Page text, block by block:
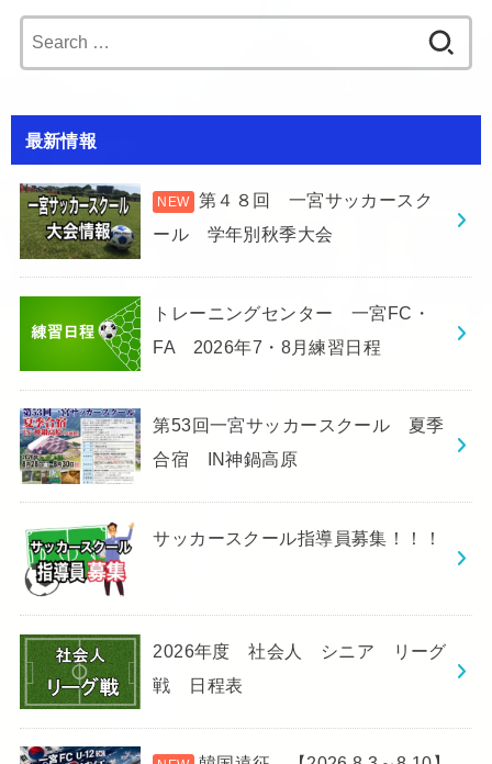
for:
最新情報
第４８回 一宮サッカースク
ール 学年別秋季大会
トレーニングセンター 一宮FC・
FA 2026年7・8月練習日程
第53回一宮サッカースクール 夏季
合宿 IN神鍋高原
サッカースクール指導員募集！！！
2026年度 社会人 シニア リーグ
戦 日程表